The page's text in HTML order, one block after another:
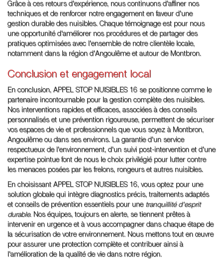
Grâce à ces retours d'expérience, nous continuons d'affiner nos
techniques et de renforcer notre engagement en faveur d'une
gestion durable des nuisibles. Chaque témoignage est pour nous
une opportunité d'améliorer nos procédures et de partager des
pratiques optimisées avec l'ensemble de notre clientèle locale,
notamment dans la région d'Angoulême et autour de Montbron.
Conclusion et engagement local
En conclusion, APPEL STOP NUISIBLES 16 se positionne comme le
partenaire incontournable pour la gestion complète des nuisibles.
Nos interventions rapides et efficaces, associées à des conseils
personnalisés et une prévention rigoureuse, permettent de sécuriser
vos espaces de vie et professionnels que vous soyez à Montbron,
Angoulême ou dans ses environs. La garantie d'un service
respectueux de l'environnement, d'un suivi post-intervention et d'une
expertise pointue font de nous le choix privilégié pour lutter contre
les menaces posées par les frelons, rongeurs et autres nuisibles.
En choisissant APPEL STOP NUISIBLES 16, vous optez pour une
solution globale qui intègre diagnostics précis, traitements adaptés
et conseils de prévention essentiels pour une tranquillité d'esprit
durable. Nos équipes, toujours en alerte, se tiennent prêtes à
intervenir en urgence et à vous accompagner dans chaque étape de
la sécurisation de votre environnement. Nous mettons tout en œuvre
pour assurer une protection complète et contribuer ainsi à
l'amélioration de la qualité de vie dans notre région.